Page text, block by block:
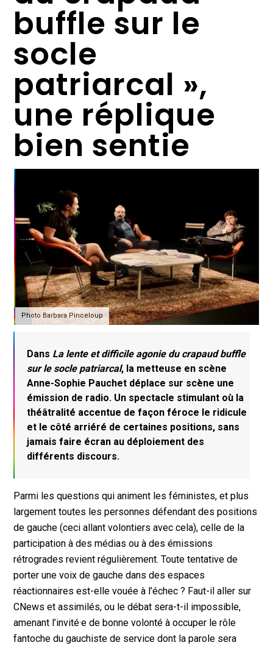
buffle sur le
socle
patriarcal »,
une réplique
bien sentie
Photo Barbara Pinceloup
Dans La lente et difficile agonie du crapaud buffle
sur le socle patriarcal, la metteuse en scène
Anne-Sophie Pauchet déplace sur scène une
émission de radio. Un spectacle stimulant où la
théâtralité accentue de façon féroce le ridicule
et le côté arriéré de certaines positions, sans
jamais faire écran au déploiement des
différents discours.
Parmi les questions qui animent les féministes, et plus
largement toutes les personnes défendant des positions
de gauche (ceci allant volontiers avec cela), celle de la
participation à des médias ou à des émissions
rétrogrades revient régulièrement. Toute tentative de
porter une voix de gauche dans des espaces
réactionnaires est-elle vouée à l’échec ? Faut-il aller sur
CNews et assimilés, ou le débat sera-t-il impossible,
amenant l’invité·e de bonne volonté à occuper le rôle
fantoche du gauchiste de service dont la parole sera